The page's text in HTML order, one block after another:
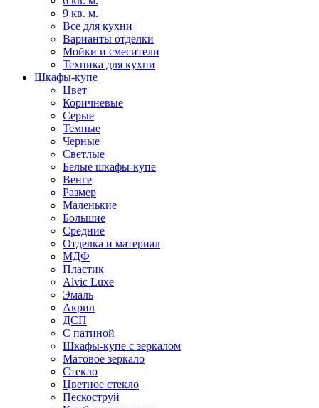
9 кв. м.
Все для кухни
Варианты отделки
Мойки и смесители
Техника для кухни
Шкафы-купе
Цвет
Коричневые
Серые
Темные
Черные
Светлые
Белые шкафы-купе
Венге
Размер
Маленькие
Большие
Средние
Отделка и материал
МДФ
Пластик
Alvic Luxe
Эмаль
Акрил
ДСП
С патиной
Шкафы-купе с зеркалом
Матовое зеркало
Стекло
Цветное стекло
Пескоструй